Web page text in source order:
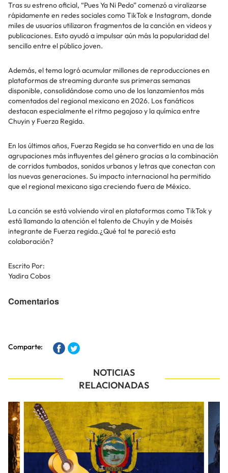
Tras su estreno oficial, “Pues Ya Ni Pedo” comenzó a viralizarse
rápidamente en redes sociales como TikTok e Instagram, donde
miles de usuarios utilizaron fragmentos de la canción en videos y
publicaciones. Esto ayudó a impulsar aún más la popularidad del
sencillo entre el público joven.
Además, el tema logró acumular millones de reproducciones en
plataformas de streaming durante sus primeras semanas
disponible, consolidándose como uno de los lanzamientos más
comentados del regional mexicano en 2026. Los fanáticos
destacan especialmente el ritmo pegajoso y la química entre
Chuyin y Fuerza Regida.
En los últimos años, Fuerza Regida se ha convertido en una de las
agrupaciones más influyentes del género gracias a la combinación
de corridos tumbados, sonidos urbanos y letras que conectan con
las nuevas generaciones. Su impacto internacional ha permitido
que el regional mexicano siga creciendo fuera de México.
La canción se está volviendo viral en plataformas como TikTok y
está llamando la atención el talento de Chuyín y de Moisés
integrante de Fuerza regida.¿Qué tal te pareció esta
colaboración?
Escrito Por:
Yadira Cobos
Comentarios
Comparte:
NOTICIAS
RELACIONADAS